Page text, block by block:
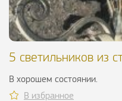
5 светильников из
В хорошем состоянии.
В избранное